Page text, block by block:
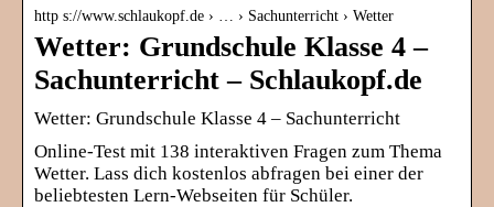
http s://www.schlaukopf.de › … › Sachunterricht › Wetter
Wetter: Grundschule Klasse 4 –
Sachunterricht – Schlaukopf.de
Wetter: Grundschule Klasse 4 – Sachunterricht
Online-Test mit 138 interaktiven Fragen zum Thema
Wetter. Lass dich kostenlos abfragen bei einer der
beliebtesten Lern-Webseiten für Schüler.